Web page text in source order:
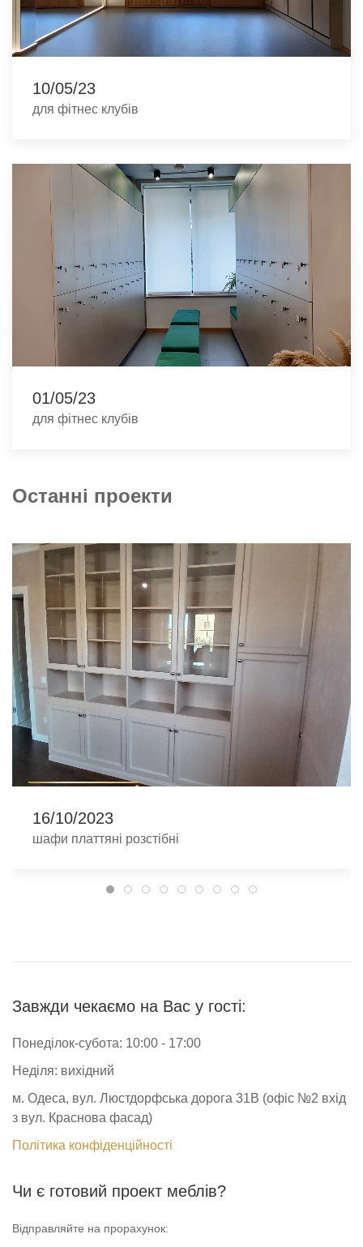
10/05/23
для фітнес клубів
01/05/23
для фітнес клубів
Останні проекти
16/10/2023
шафи платтяні розстібні
Завжди чекаємо на Вас у гості:
Понеділок-субота: 10:00 - 17:00
Неділя: вихідний
м. Одеса, вул. Люстдорфська дорога 31В (офіс №2 вхід
з вул. Краснова фасад)
Політика конфіденційності
Чи є готовий проект меблів?
Відправляйте на прорахунок: